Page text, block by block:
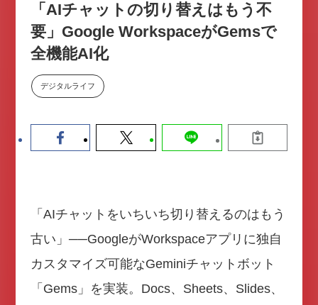
採用情報
セミナー
【8/12開催】「イノベーションを
「AIチャットの切り替えはもう不
要」Google WorkspaceがGemsで
全機能AI化
デジタルライフ
「AIチャットをいちいち切り替えるのはもう
古い」──GoogleがWorkspaceアプリに独自
カスタマイズ可能なGeminiチャットボット
「Gems」を実装。Docs、Sheets、Slides、